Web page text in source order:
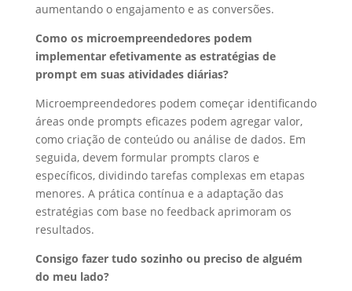
aumentando o engajamento e as conversões.
Como os microempreendedores podem
implementar efetivamente as estratégias de
prompt em suas atividades diárias?
Microempreendedores podem começar identificando
áreas onde prompts eficazes podem agregar valor,
como criação de conteúdo ou análise de dados. Em
seguida, devem formular prompts claros e
específicos, dividindo tarefas complexas em etapas
menores. A prática contínua e a adaptação das
estratégias com base no feedback aprimoram os
resultados.
Consigo fazer tudo sozinho ou preciso de alguém
do meu lado?